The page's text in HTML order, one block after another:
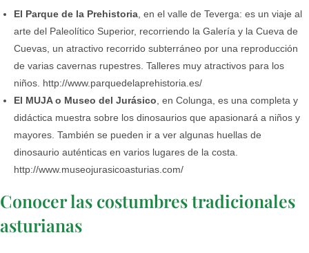
El Parque de la Prehistoria , en el valle de Teverga: es un viaje al
arte del Paleolítico Superior, recorriendo la Galería y la Cueva de
Cuevas, un atractivo recorrido subterráneo por una reproducción
de varias cavernas rupestres. Talleres muy atractivos para los
niños. http://www.parquedelaprehistoria.es/
El MUJA o Museo del Jurásico , en Colunga, es una completa y
didáctica muestra sobre los dinosaurios que apasionará a niños y
mayores. También se pueden ir a ver algunas huellas de
dinosaurio auténticas en varios lugares de la costa.
http://www.museojurasicoasturias.com/
Conocer las costumbres tradicionales
asturianas